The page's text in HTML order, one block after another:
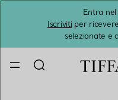
Entra
Iscrivitiper
selezionate e